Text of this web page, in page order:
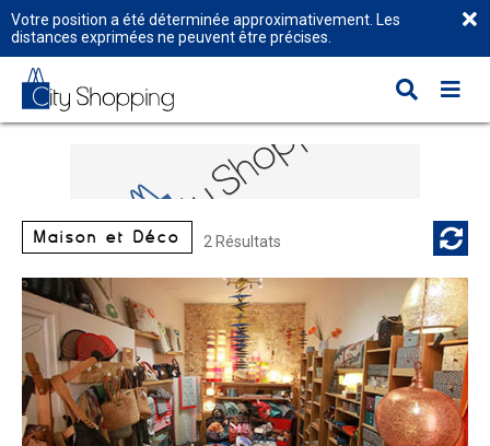
Votre position a été déterminée approximativement. Les
distances exprimées ne peuvent être précises.
Maison et Déco 2 Résultats